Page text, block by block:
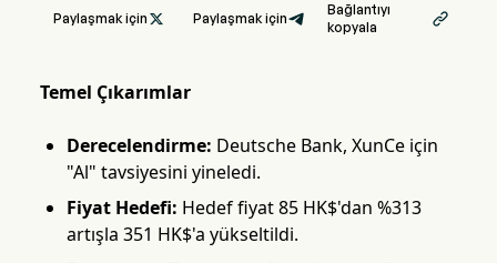
Paylaşmak için  Paylaşmak için
Bağlantıyı
kopyala

Temel Çıkarımlar
Derecelendirme: Deutsche Bank, XunCe için
"Al" tavsiyesini yineledi.
Fiyat Hedefi: Hedef fiyat 85 HK$'dan %313
artışla 351 HK$'a yükseltildi.